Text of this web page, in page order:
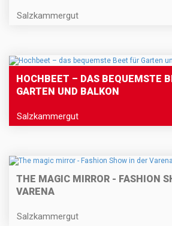
Salzkammergut
HOCHBEET – DAS BEQUEMSTE
GARTEN UND BALKON
Salzkammergut
THE MAGIC MIRROR - FASHION
VARENA
Salzkammergut